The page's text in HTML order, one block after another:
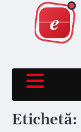
content
Etichetă: